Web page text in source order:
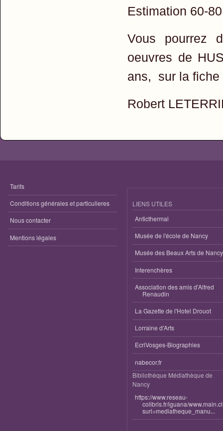
Estimation 60-
Vous pourrez
oeuvres de
ans, sur la fiche
Robert
Tarifs
Conditions générales et particulieres
Nous contacter
Mentions légales
LIENS UTILES
Anticthermal
Musée de l'école de Nancy
Musée des Beaux Arts de Nancy
Interenchères
Association des amis d'Alfred
Renaudin
La Gazette de l'Hotel Drouot
Lorraine d'Arts
EcriVosges-Biographies
nabecor.fr
Bibliothèque Médiathèque de
Nancy
https://www.reseau-
colibris.fr/iguana/
surl=mediatheque_manu...